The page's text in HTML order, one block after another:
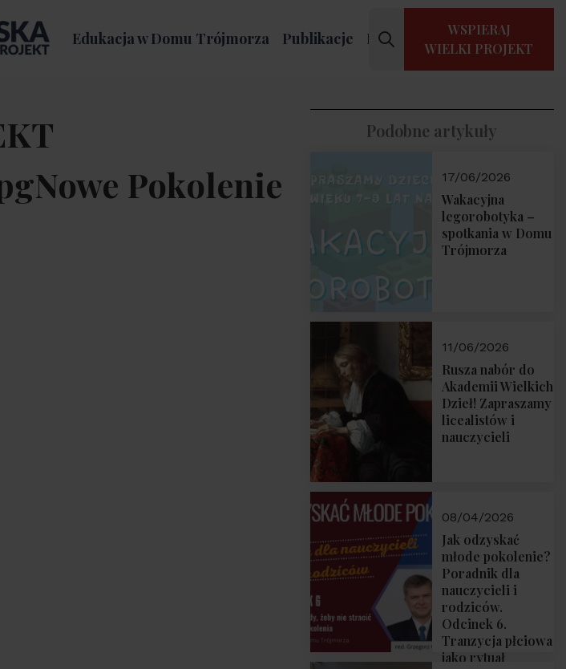
Edukacja w Domu Trójmorza Publikacje Kontakt
WSPIERAJ
WIELKI PROJEKT
Pokolenie
Podobne artykuły
17/06/2026
Wakacyjna
legorobotyka –
spotkania w Domu
Trójmorza
11/06/2026
Rusza nabór do
Akademii Wielkich
Dzieł! Zapraszamy
licealistów i
nauczycieli
08/04/2026
Jak odzyskać
młode pokolenie?
Poradnik dla
nauczycieli i
rodziców.
Odcinek 6.
Tranzycja płciowa
jako rytuał